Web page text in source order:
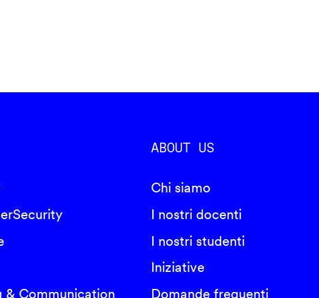
& Communication
ABOUT US
Chi siamo
I nostri docenti
I nostri studenti
Iniziative
Domande frequenti